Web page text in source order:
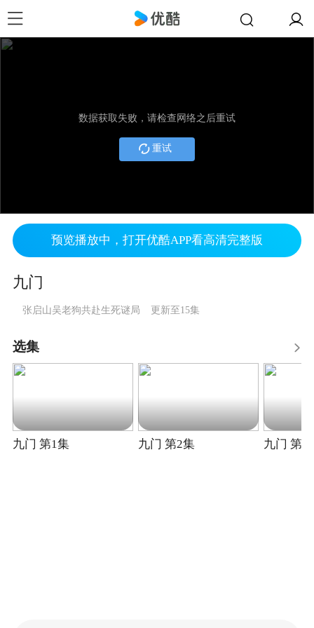
数据获取失败，请检查网络之后重试
重试
预览播放中，打开优酷APP看高清完整版
九门
张启山吴老狗共赴生死谜局 更新至15集
选集
九门 第1集 九门 第2集 九门 第3